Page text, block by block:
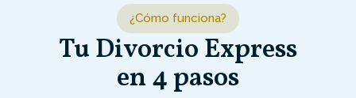
¿Cómo funciona?
Tu Divorcio Express
en 4 pasos